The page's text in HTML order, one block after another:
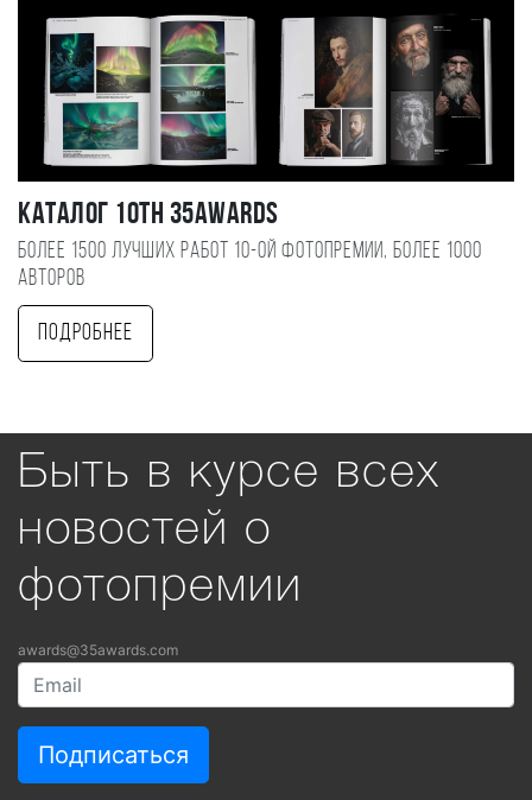
Каталог 10TH 35AWARDS
Более 1500 лучших работ 10-ой фотопремии, более 1000
авторов
Подробнее
Быть в курсе всех
новостей о
фотопремии
awards@35awards.com